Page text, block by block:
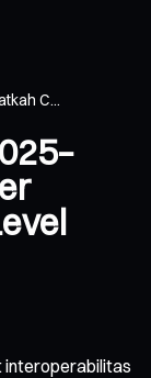
C...
interoperabilitas